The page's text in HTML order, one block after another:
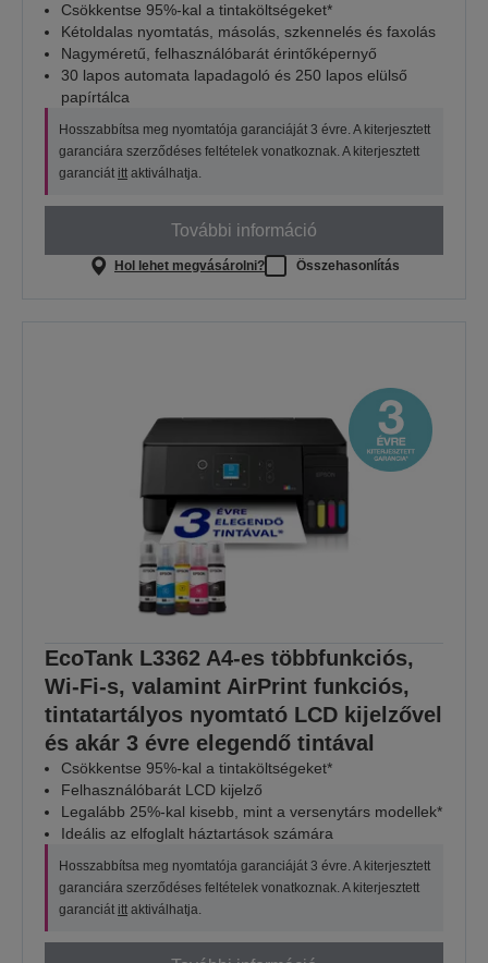
Csökkentse 95%-kal a tintaköltségeket*
Kétoldalas nyomtatás, másolás, szkennelés és faxolás
Nagyméretű, felhasználóbarát érintőképernyő
30 lapos automata lapadagoló és 250 lapos elülső
papírtálca
Hosszabbítsa meg nyomtatója garanciáját 3 évre. A kiterjesztett
garanciára szerződéses feltételek vonatkoznak. A kiterjesztett
garanciát itt aktiválhatja.
További információ
Hol lehet megvásárolni? Összehasonlítás
EcoTank L3362 A4-es többfunkciós,
Wi-Fi-s, valamint AirPrint funkciós,
tintatartályos nyomtató LCD kijelzővel
és akár 3 évre elegendő tintával
Csökkentse 95%-kal a tintaköltségeket*
Felhasználóbarát LCD kijelző
Legalább 25%-kal kisebb, mint a versenytárs modellek*
Ideális az elfoglalt háztartások számára
Hosszabbítsa meg nyomtatója garanciáját 3 évre. A kiterjesztett
garanciára szerződéses feltételek vonatkoznak. A kiterjesztett
garanciát itt aktiválhatja.